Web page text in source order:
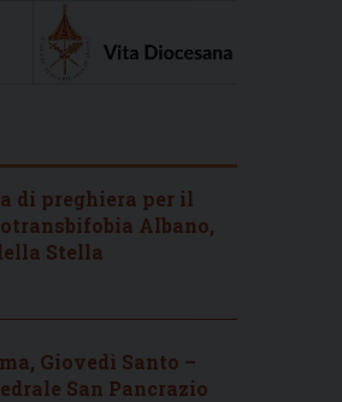
di preghiera per il
Albano,
Stella
Giovedì Santo –
San Pancrazio